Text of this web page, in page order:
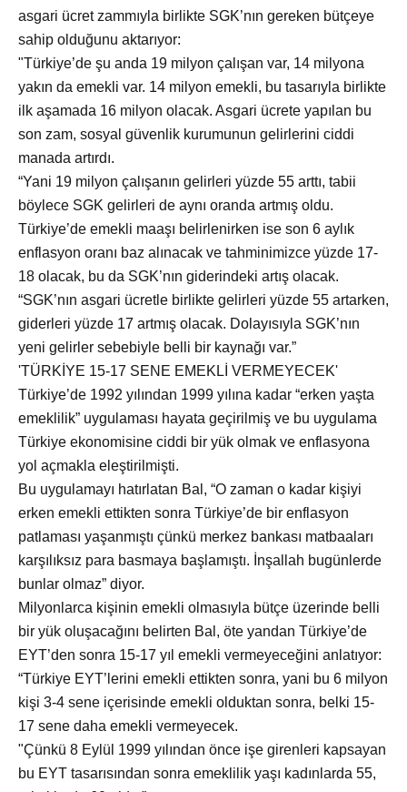
asgari ücret zammıyla birlikte SGK’nın gereken bütçeye
sahip olduğunu aktarıyor:
"Türkiye’de şu anda 19 milyon çalışan var, 14 milyona
yakın da emekli var. 14 milyon emekli, bu tasarıyla birlikte
ilk aşamada 16 milyon olacak. Asgari ücrete yapılan bu
son zam, sosyal güvenlik kurumunun gelirlerini ciddi
manada artırdı.
“Yani 19 milyon çalışanın gelirleri yüzde 55 arttı, tabii
böylece SGK gelirleri de aynı oranda artmış oldu.
Türkiye’de emekli maaşı belirlenirken ise son 6 aylık
enflasyon oranı baz alınacak ve tahminimizce yüzde 17-
18 olacak, bu da SGK’nın giderindeki artış olacak.
“SGK’nın asgari ücretle birlikte gelirleri yüzde 55 artarken,
giderleri yüzde 17 artmış olacak. Dolayısıyla SGK’nın
yeni gelirler sebebiyle belli bir kaynağı var.”
'TÜRKİYE 15-17 SENE EMEKLİ VERMEYECEK'
Türkiye’de 1992 yılından 1999 yılına kadar “erken yaşta
emeklilik” uygulaması hayata geçirilmiş ve bu uygulama
Türkiye ekonomisine ciddi bir yük olmak ve enflasyona
yol açmakla eleştirilmişti.
Bu uygulamayı hatırlatan Bal, “O zaman o kadar kişiyi
erken emekli ettikten sonra Türkiye’de bir enflasyon
patlaması yaşanmıştı çünkü merkez bankası matbaaları
karşılıksız para basmaya başlamıştı. İnşallah bugünlerde
bunlar olmaz” diyor.
Milyonlarca kişinin emekli olmasıyla bütçe üzerinde belli
bir yük oluşacağını belirten Bal, öte yandan Türkiye’de
EYT’den sonra 15-17 yıl emekli vermeyeceğini anlatıyor:
“Türkiye EYT’lerini emekli ettikten sonra, yani bu 6 milyon
kişi 3-4 sene içerisinde emekli olduktan sonra, belki 15-
17 sene daha emekli vermeyecek.
"Çünkü 8 Eylül 1999 yılından önce işe girenleri kapsayan
bu EYT tasarısından sonra emeklilik yaşı kadınlarda 55,